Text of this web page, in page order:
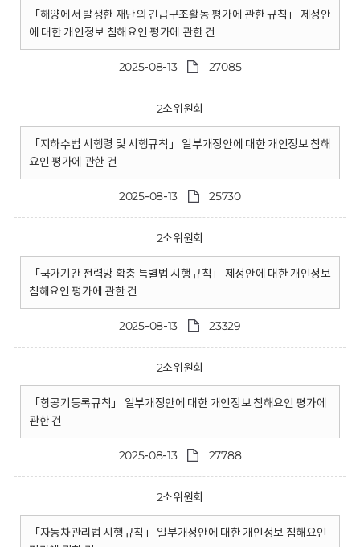
「해양에서 발생한 재난의 긴급구조활동 평가에 관한 규칙」 제정안
에 대한 개인정보 침해요인 평가에 관한 건
2025-08-13 27085
2소위원회
「지하수법 시행령 및 시행규칙」 일부개정안에 대한 개인정보 침해
요인 평가에 관한 건
2025-08-13 25730
2소위원회
「국가기간 전력망 확충 특별법 시행규칙」 제정안에 대한 개인정보
침해요인 평가에 관한 건
2025-08-13 23329
2소위원회
「항공기등록규칙」 일부개정안에 대한 개인정보 침해요인 평가에
관한 건
2025-08-13 27788
2소위원회
「자동차관리법 시행규칙」 일부개정안에 대한 개인정보 침해요인